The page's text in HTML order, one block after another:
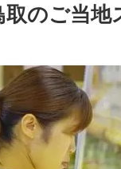
のご当